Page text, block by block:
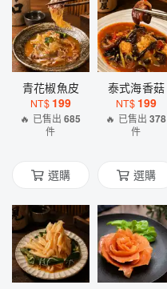
青花椒魚皮
NT$ 199
🔥 已售出685
件
選購
泰式海香菇
NT$ 199
🔥 已售出378
件
選購